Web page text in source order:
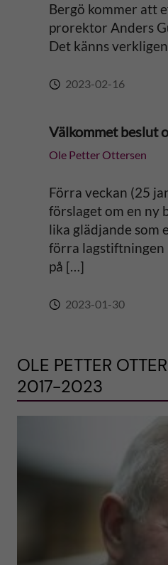
Bergö kommer att
prorektor Anders
Det känns
2023-02-16
Välkommet beslut
Ole Petter Ottersen
Förra veckan (25
förslaget om en ny
lika glädjande som
förra lagstiftningen
på […]
2023-01-30
OLE PETTER
2017-2023